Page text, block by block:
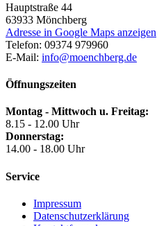
Hauptstraße 44
63933 Mönchberg
Adresse in Google Maps anzeigen
Telefon: 09374 979960
E-Mail: info@moenchberg.de
Öffnungszeiten
Montag - Mittwoch u. Freitag:
8.15 - 12.00 Uhr
Donnerstag:
14.00 - 18.00 Uhr
Service
Impressum
Datenschutzerklärung